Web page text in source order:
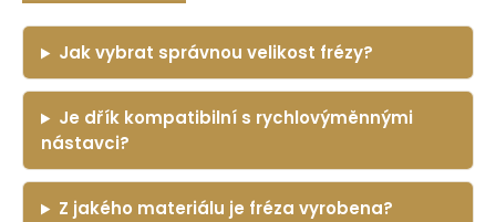
Jak vybrat správnou velikost frézy?
Je dřík kompatibilní s rychlovýměnnými
nástavci?
Z jakého materiálu je fréza vyrobena?